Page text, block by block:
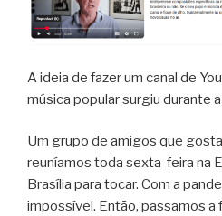
A ideia de fazer um canal de
música popular surgiu durante
Um grupo de amigos que
reuníamos toda sexta-feira na
Brasília para tocar. Com a
impossível. Então, passamos a